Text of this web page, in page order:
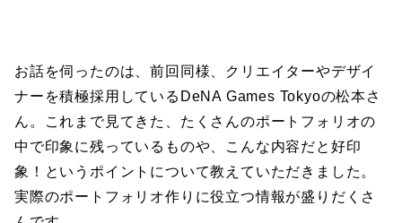
お話を伺ったのは、前回同様、クリエイターやデザイ
ナーを積極採用しているDeNA Games Tokyoの松本さ
ん。これまで見てきた、たくさんのポートフォリオの
中で印象に残っているものや、こんな内容だと好印
象！というポイントについて教えていただきました。
実際のポートフォリオ作りに役立つ情報が盛りだくさ